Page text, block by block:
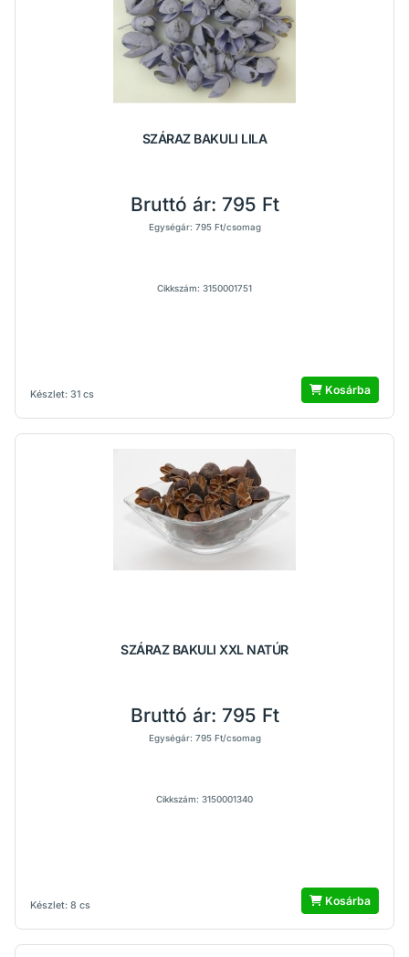
SZÁRAZ BAKULI LILA
Készlet: 31 cs
Bruttó ár: 795 Ft
Egységár: 795 Ft/csomag
Cikkszám: 3150001751
Kosárba
SZÁRAZ BAKULI XXL NATÚR
Készlet: 8 cs
Bruttó ár: 795 Ft
Egységár: 795 Ft/csomag
Cikkszám: 3150001340
Kosárba